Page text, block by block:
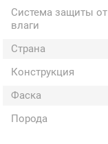
Система защиты от
влаги
Страна
Конструкция
Фаска
Порода